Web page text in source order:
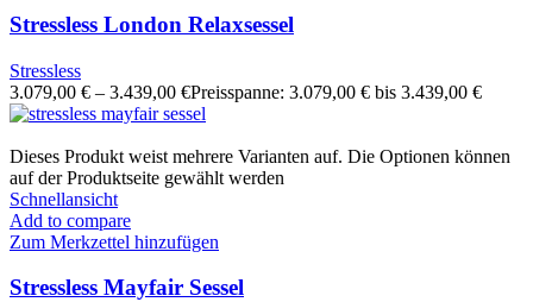
Stressless London Relaxsessel
Stressless
3.079,00 € – 3.439,00 €Preisspanne: 3.079,00 € bis 3.439,00 €
Dieses Produkt weist mehrere Varianten auf. Die Optionen können
auf der Produktseite gewählt werden
Schnellansicht
Add to compare
Zum Merkzettel hinzufügen
Stressless Mayfair Sessel